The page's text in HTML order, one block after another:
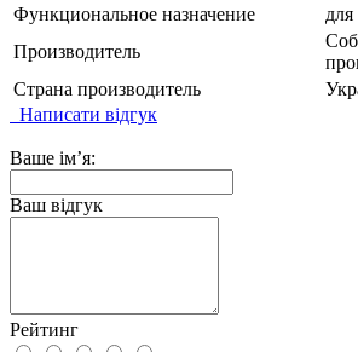
Функциональное назначение
для
Производитель
Страна производитель
Написати відгук
Ваше ім’я:
Ваш відгук
Рейтинг